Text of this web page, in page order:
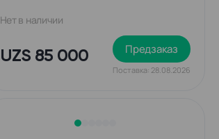
Нет в наличии
UZS 85 000 Предзаказ
Поставка: 28.08.2026